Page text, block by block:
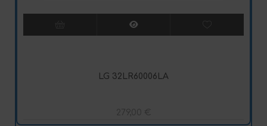
LG 32LR60006LA
279,00 €